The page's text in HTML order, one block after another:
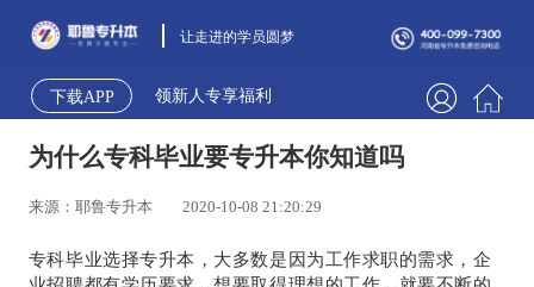
让走进的学员圆梦
下载APP 领新人专享福利
为什么专科毕业要专升本你知道吗
来源：耶鲁专升本 2020-10-08 21:20:29
专科毕业选择专升本，大多数是因为工作求职的需求，企